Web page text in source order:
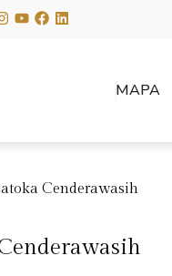
MAPA
Cenderawasih